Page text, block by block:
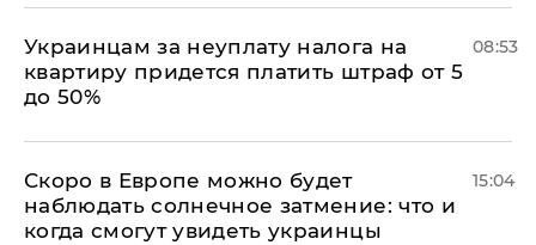
Украинцам за неуплату налога на
квартиру придется платить штраф от 5
до 50%
08:53
Скоро в Европе можно будет
наблюдать солнечное затмение: что и
когда смогут увидеть украинцы
15:04